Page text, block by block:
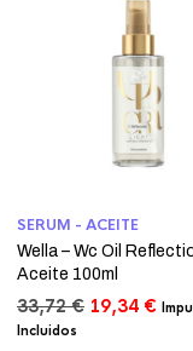
SERUM - ACEITE
Wella – Wc Oil
Aceite 100ml
33,72€ El
19,34 €El
Incluidos